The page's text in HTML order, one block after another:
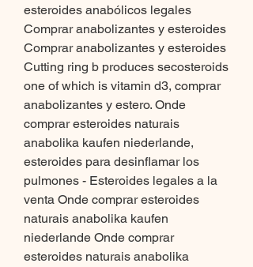
esteroides anabólicos legales
Comprar anabolizantes y esteroides
Comprar anabolizantes y esteroides
Cutting ring b produces secosteroids
one of which is vitamin d3, comprar
anabolizantes y estero. Onde
comprar esteroides naturais
anabolika kaufen niederlande,
esteroides para desinflamar los
pulmones - Esteroides legales a la
venta Onde comprar esteroides
naturais anabolika kaufen
niederlande Onde comprar
esteroides naturais anabolika